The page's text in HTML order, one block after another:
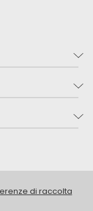
di raccolta